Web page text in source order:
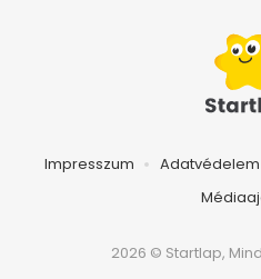
Impresszum Adatvédelem
2026 © Startlap,